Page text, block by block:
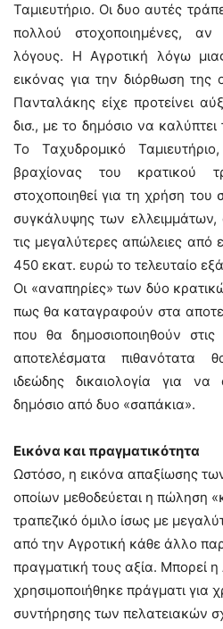
Ταμιευτήριο. Οι δυο αυτές
πολλού στοχοποιημένες, αν
λόγους. Η Αγροτική λόγω
εικόνας για την διόρθωση της
Πανταλάκης είχε προτείνει
δισ., με το δημόσιο να
Το Ταχυδρομικό
βραχίονας του κρατικού
στοχοποιηθεί για τη χρήση του
συγκάλυψης των ελλειμμάτων,
τις μεγαλύτερες απώλειες
450 εκατ. ευρώ το τελευταίο
Οι «αναπηρίες» των δύο
πως θα καταγραφούν στα
που θα δημοσιοποιηθούν
αποτελέσματα πιθανότατα
ιδεώδης δικαιολογία για
δημόσιο από δυο «σαπάκια».
Εικόνα και πραγματικότητα
Ωστόσο, η εικόνα απαξίωσης
οποίων μεθοδεύεται η πώληση
τραπεζικό όμιλο ίσως με
από την Αγροτική κάθε άλλο
πραγματική τους αξία. Μπορεί η
χρησιμοποιήθηκε πράγματι για
συντήρησης των πελατειακών